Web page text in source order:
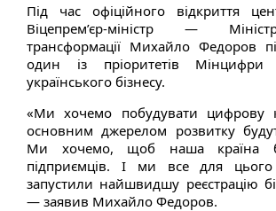
Під час офіційного відкриття
Віцепрем’єр-міністр —
трансформації Михайло Федоров
один із пріоритетів
українського бізнесу.
«Ми хочемо побудувати цифрову
основним джерелом розвитку
Ми хочемо, щоб наша країна
підприємців. І ми все для
запустили найшвидшу реєстрацію
— заявив Михайло Федоров.